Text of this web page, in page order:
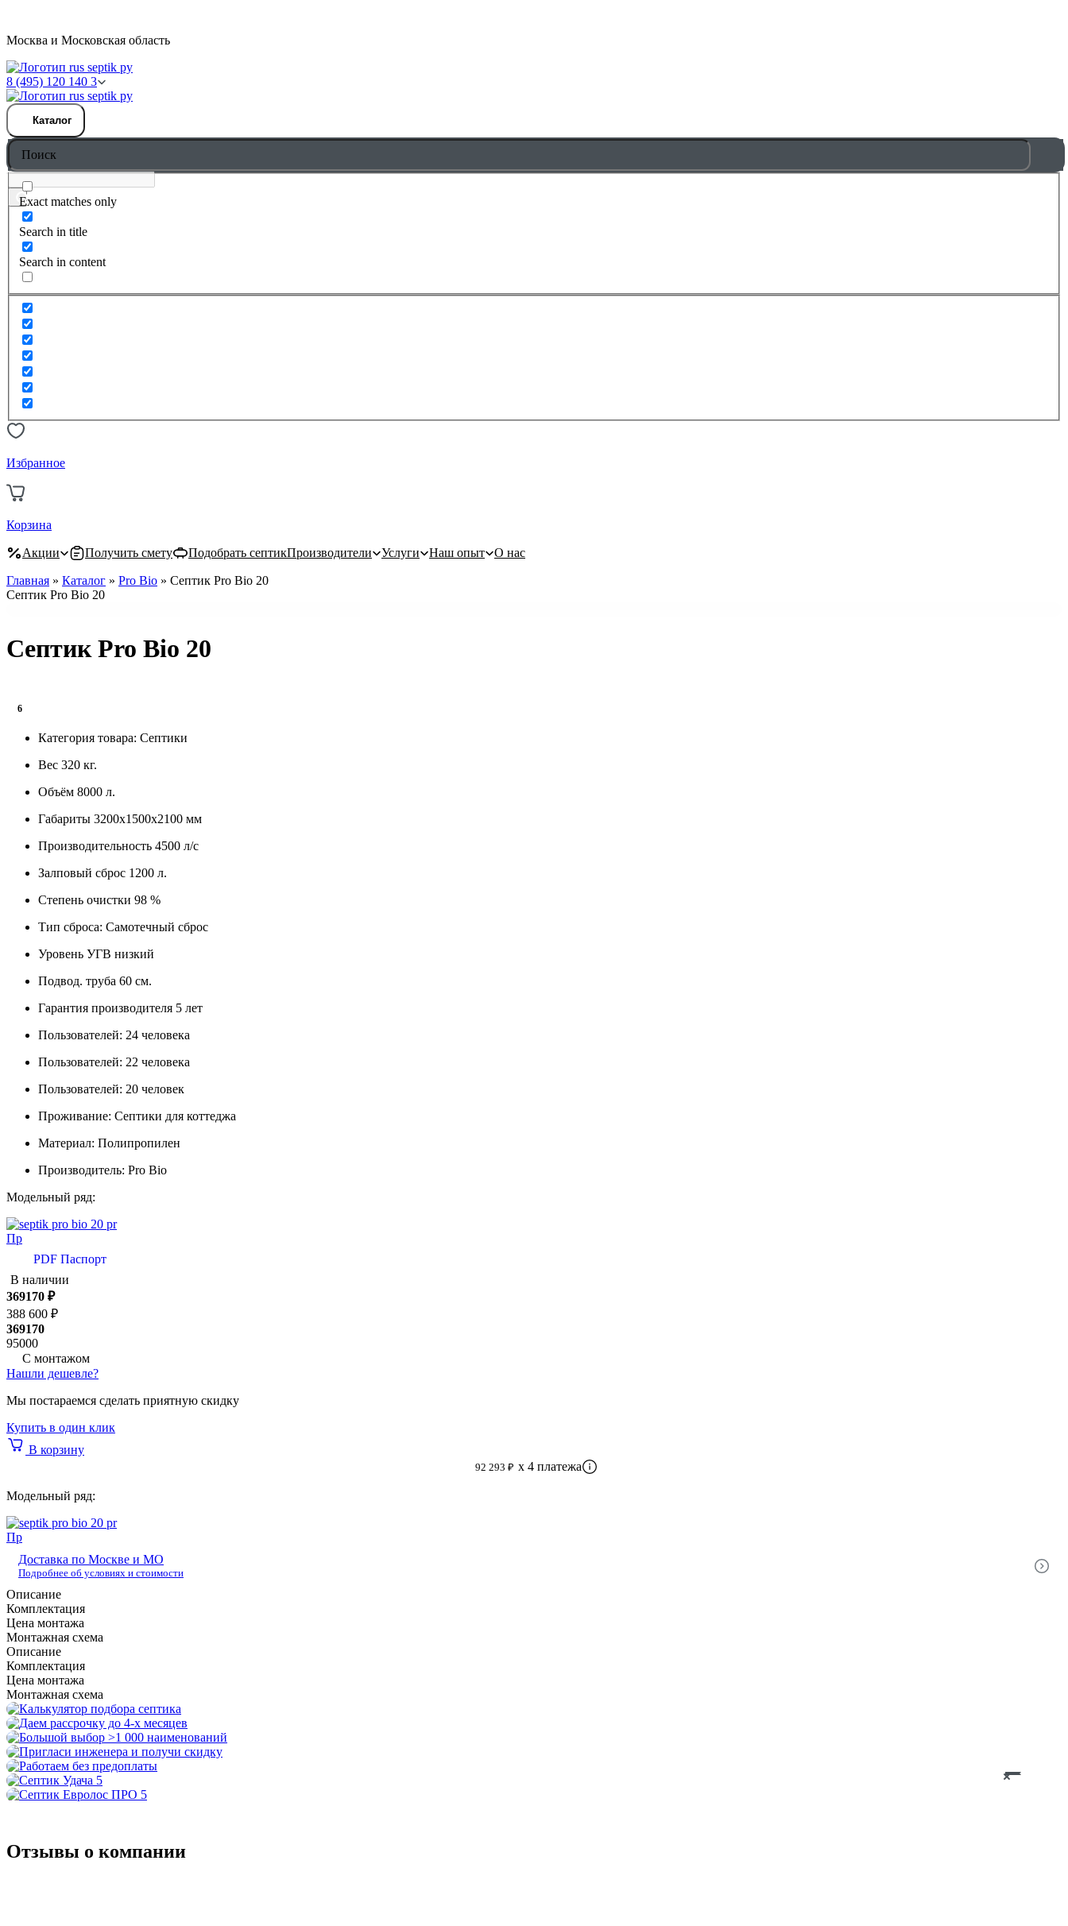
Москва и Московская область
8 (495) 120 140 3
Каталог
Exact matches only
Search in title
Search in content
Избранное
Корзина
Акции Получить смету Подобрать септикПроизводители Услуги Наш опыт О нас
Главная » Каталог » Pro Bio » Септик Pro Bio 20
Септик Pro Bio 20
Септик Pro Bio 20
6
Категория товара: Септики
Вес 320 кг.
Объём 8000 л.
Габариты 3200х1500х2100 мм
Производительность 4500 л/с
Залповый сброс 1200 л.
Степень очистки 98 %
Тип сброса: Самотечный сброс
Уровень УГВ низкий
Подвод. труба 60 см.
Гарантия производителя 5 лет
Пользователей: 24 человека
Пользователей: 22 человека
Пользователей: 20 человек
Проживание: Септики для коттеджа
Материал: Полипропилен
Производитель: Pro Bio
Модельный ряд:
Пр
PDF Паспорт
В наличии
369170 ₽
388 600 ₽
369170
95000
С монтажом
Нашли дешевле?
Мы постараемся сделать приятную скидку
Купить в один клик
В корзину
92 293 ₽ x 4 платежа
Модельный ряд:
Пр
Доставка по Москве и МО
Подробнее об условиях и стоимости
Описание
Комплектация
Цена монтажа
Монтажная схема
Описание
Комплектация
Цена монтажа
Монтажная схема
Отзывы о компании